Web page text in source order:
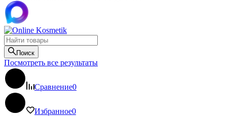
Поиск
Посмотреть все результаты
Сравнение0
Избранное0